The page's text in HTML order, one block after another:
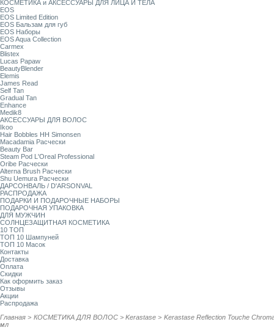
КОСМЕТИКА и АКСЕССУАРЫ ДЛЯ ЛИЦА И ТЕЛА
EOS
EOS Limited Edition
EOS Бальзам для губ
EOS Наборы
EOS Aqua Collection
Carmex
Blistex
Lucas Papaw
BeautyBlender
Elemis
James Read
Self Tan
Gradual Tan
Enhance
Medik8
АКСЕССУАРЫ ДЛЯ ВОЛОС
Ikoo
Hair Bobbles HH Simonsen
Macadamia Расчески
Beauty Bar
Steam Pod L'Oreal Professional
Oribe Расчески
Alterna Brush Расчески
Shu Uemura Расчески
ДАРСОНВАЛЬ / D'ARSONVAL
РАСПРОДАЖА
ПОДАРКИ И ПОДАРОЧНЫЕ НАБОРЫ
ПОДАРОЧНАЯ УПАКОВКА
ДЛЯ МУЖЧИН
СОЛНЦЕЗАЩИТНАЯ КОСМЕТИКА
10 ТОП
ТОП 10 Шампуней
ТОП 10 Масок
Контакты
Доставка
Оплата
Скидки
Как оформить заказ
Отзывы
Акции
Распродажа
Главная > КОСМЕТИКА ДЛЯ ВОЛОС > Kerastase > Kerastase Reflection Touche
мл